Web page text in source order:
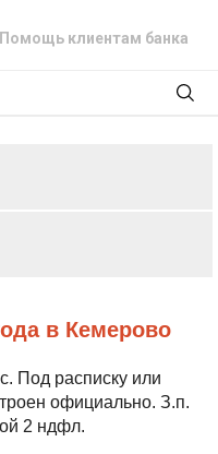
Помощь клиентам банка
в Кемерово
Под расписку или
официально. З.п.
2 ндфл.